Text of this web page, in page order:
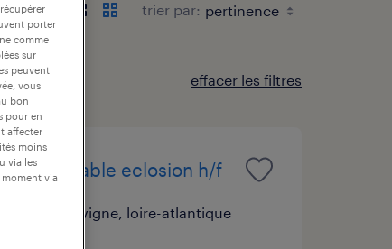
trier par:
effacer les filtres
responsable eclosion h/f
vieillevigne, loire-atlantique
porter
comme
sur
peuvent
vous
bon
pour en
affecter
moins
via les
via